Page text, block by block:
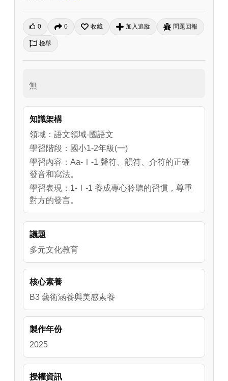
0 0 收藏 加入追蹤 問題回報
檢舉
無
知識架構
領域：語文領域-國語文
學習階段：國小1-2年級(一)
學習內容：Aa-Ⅰ-1 聲符、韻符、介符的正確
發音和寫法。
學習表現：1-Ⅰ-1 養成專心聆聽的習慣，尊重
對方的發言。
議題
多元文化教育
核心素養
B3 藝術涵養與美感素養
製作年份
2025
授權資訊